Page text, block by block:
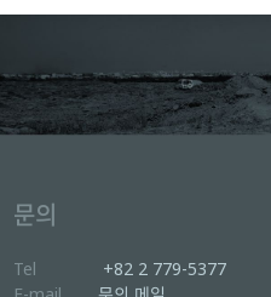
문의
Tel
+82 2 779-5377